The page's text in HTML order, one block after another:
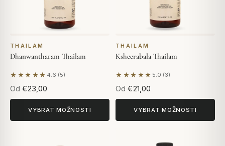
THAILAM
Dhanwantharam Thailam
★★★★★ 4.6 (5)
Na základě 5 hodnocení
Od €23,00
VYBRAT MOŽNOSTI
THAILAM
Ksheerabala Thailam
★★★★★ 5.0 (3)
Na základě 3 hodnocení
Od €21,00
VYBRAT MOŽNOSTI